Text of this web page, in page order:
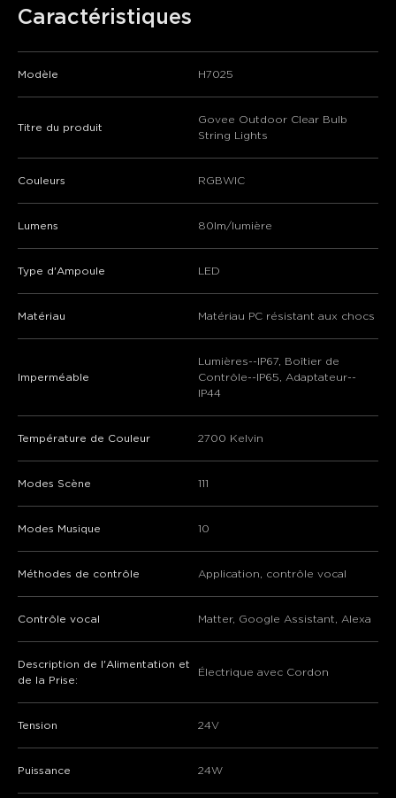
Caractéristiques
Modèle H7025
Titre du produit
Govee Outdoor Clear Bulb
String Lights
Couleurs RGBWIC
Lumens 80lm/lumière
Type d'Ampoule ‎LED
Matériau Matériau PC résistant aux chocs
Imperméable
Lumières--IP67, Boîtier de
Contrôle--IP65, Adaptateur--
IP44
Température de Couleur 2700 Kelvin
Modes Scène 111
Modes Musique 10
Méthodes de contrôle Application, contrôle vocal
Contrôle vocal Matter, Google Assistant, Alexa
Description de l'Alimentation et
de la Prise:
‎Électrique avec Cordon
Tension 24V
Puissance 24W